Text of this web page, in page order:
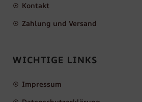
Kontakt
Zahlung und Versand
WICHTIGE LINKS
Impressum